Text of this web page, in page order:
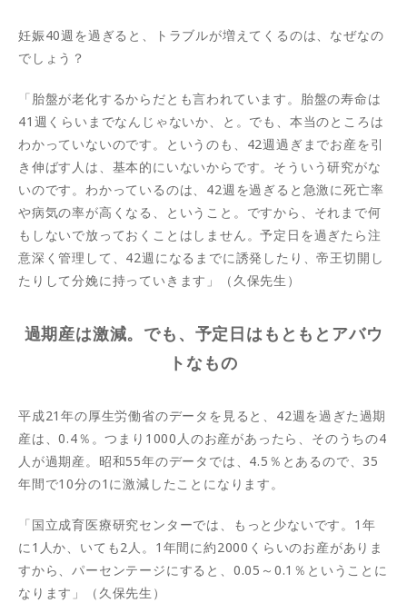
妊娠40週を過ぎると、トラブルが増えてくるのは、なぜなの
でしょう？
「胎盤が老化するからだとも言われています。胎盤の寿命は
41週くらいまでなんじゃないか、と。でも、本当のところは
わかっていないのです。というのも、42週過ぎまでお産を引
き伸ばす人は、基本的にいないからです。そういう研究がな
いのです。わかっているのは、42週を過ぎると急激に死亡率
や病気の率が高くなる、ということ。ですから、それまで何
もしないで放っておくことはしません。予定日を過ぎたら注
意深く管理して、42週になるまでに誘発したり、帝王切開し
たりして分娩に持っていきます」（久保先生）
過期産は激減。でも、予定日はもともとアバウ
トなもの
平成21年の厚生労働省のデータを見ると、42週を過ぎた過期
産は、0.4％。つまり1000人のお産があったら、そのうちの4
人が過期産。昭和55年のデータでは、4.5％とあるので、35
年間で10分の1に激減したことになります。
「国立成育医療研究センターでは、もっと少ないです。1年
に1人か、いても2人。1年間に約2000くらいのお産がありま
すから、パーセンテージにすると、0.05～0.1％ということに
なります」（久保先生）